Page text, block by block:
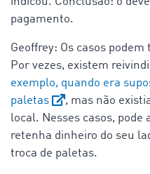
pagamento.
Geoffrey: Os casos
Por vezes, existem
exemplo, quando era
paletas
, mas não
local. Nesses casos, pode
retenha dinheiro do seu
troca de paletas.